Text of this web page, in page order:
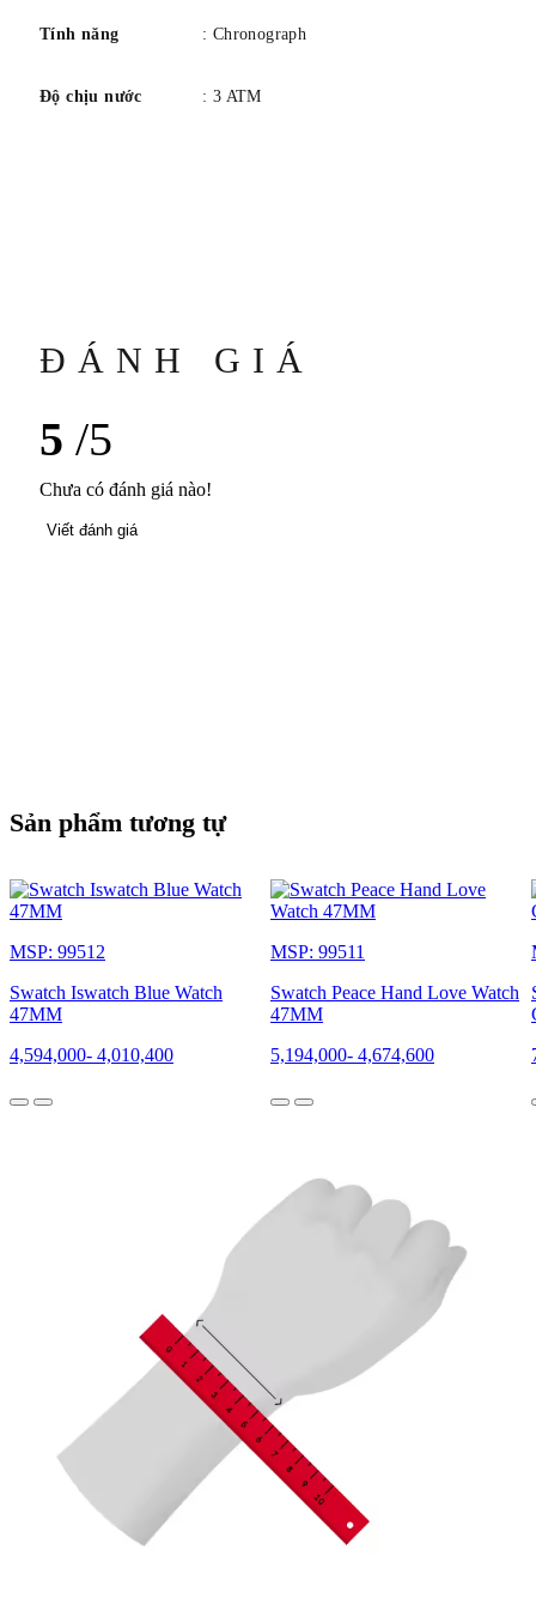
Tính năng : Chronograph
Độ chịu nước : 3 ATM
ĐÁNH GIÁ
5 /5
Chưa có đánh giá nào!
Viết đánh giá
Sản phẩm tương tự
MSP: 99512
Swatch Iswatch Blue Watch
47MM
4,594,000- 4,010,400
MSP: 99511
Swatch Peace Hand Love Watch
47MM
5,194,000- 4,674,600